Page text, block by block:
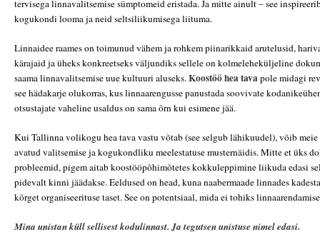
tervisega linnavalitsemise sümptomeid eristada. Ja mitte ainult – see
kogukondi looma ja neid seltsiliikumisega liituma.
Linnaidee raames on toimunud vähem ja rohkem piinarikkaid arutelusid,
kärajaid ja üheks konkreetseks väljundiks sellele on kolmeleheküljeline
saama linnavalitsemise uue kultuuri aluseks.Koostöö hea tavapole midagi
see hädakarje olukorras, kus linnaarengusse panustada soovivate
otsustajate vaheline usaldus on sama õrn kui esimene jää.
Kui Tallinna volikogu hea tava vastu võtab (see selgub lähikuudel), võib meie
avatud valitsemise ja kogukondliku meelestatuse musternäidis. Mitte et üks
probleemid, pigem aitab koostööpõhimõtetes kokkuleppimine liikuda edasi
pidevalt kinni jäädakse. Eeldused on head, kuna naabermaade linnades
kõrget organiseerituse taset. See on potentsiaal, mida ei tohiks
Mina unistan küll sellisest kodulinnast. Ja tegutsen unistuse nimel edasi.